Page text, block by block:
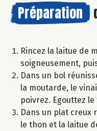
Préparation
Rincez la laitue de
soigneusement,
Dans un bol
la moutarde, le
poivrez. Egouttez
Dans un plat creux
le thon et la laitue